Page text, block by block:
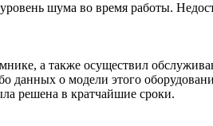
шума во время работы.
а также осуществил
данных о модели этого
решена в кратчайшие сроки.